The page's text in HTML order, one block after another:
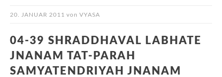
20. JANUAR 2011 von VYASA
04-39 SHRADDHAVAL LABHATE
JNANAM TAT-PARAH
SAMYATENDRIYAH JNANAM